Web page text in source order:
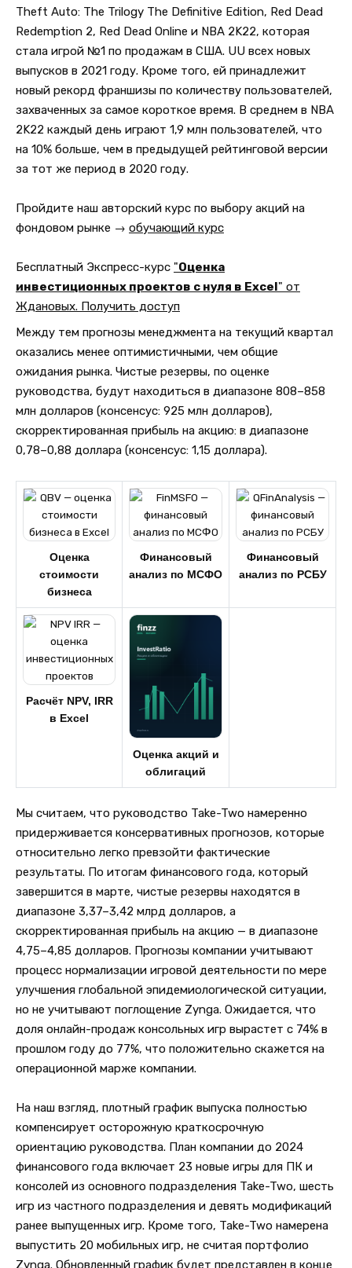
Theft Auto: The Trilogy The Definitive Edition, Red Dead
Redemption 2, Red Dead Online и NBA 2K22, которая
стала игрой №1 по продажам в США. UU всех новых
выпусков в 2021 году. Кроме того, ей принадлежит
новый рекорд франшизы по количеству пользователей,
захваченных за самое короткое время. В среднем в NBA
2K22 каждый день играют 1,9 млн пользователей, что
на 10% больше, чем в предыдущей рейтинговой версии
за тот же период в 2020 году.
Пройдите наш авторский курс по выбору акций на
фондовом рынке → обучающий курс
Бесплатный Экспресс-курс "Оценка
инвестиционных проектов с нуля в Excel" от
Ждановых. Получить доступ
Между тем прогнозы менеджмента на текущий квартал
оказались менее оптимистичными, чем общие
ожидания рынка. Чистые резервы, по оценке
руководства, будут находиться в диапазоне 808–858
млн долларов (консенсус: 925 млн долларов),
скорректированная прибыль на акцию: в диапазоне
0,78–0,88 доллара (консенсус: 1,15 доллара).
Оценка
стоимости
бизнеса
Финансовый
анализ по МСФО
Финансовый
анализ по РСБУ
Расчёт NPV, IRR
в Excel
Оценка акций и
облигаций
Мы считаем, что руководство Take-Two намеренно
придерживается консервативных прогнозов, которые
относительно легко превзойти фактические
результаты. По итогам финансового года, который
завершится в марте, чистые резервы находятся в
диапазоне 3,37–3,42 млрд долларов, а
скорректированная прибыль на акцию — в диапазоне
4,75–4,85 долларов. Прогнозы компании учитывают
процесс нормализации игровой деятельности по мере
улучшения глобальной эпидемиологической ситуации,
но не учитывают поглощение Zynga. Ожидается, что
доля онлайн-продаж консольных игр вырастет с 74% в
прошлом году до 77%, что положительно скажется на
операционной марже компании.
На наш взгляд, плотный график выпуска полностью
компенсирует осторожную краткосрочную
ориентацию руководства. План компании до 2024
финансового года включает 23 новые игры для ПК и
консолей из основного подразделения Take-Two, шесть
игр из частного подразделения и девять модификаций
ранее выпущенных игр. Кроме того, Take-Two намерена
выпустить 20 мобильных игр, не считая портфолио
Zynga. Обновленный график будет представлен в конце